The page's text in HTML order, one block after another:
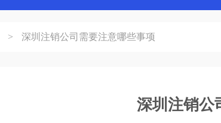
> 深圳注销公司需要注意哪些事项
深圳注销公